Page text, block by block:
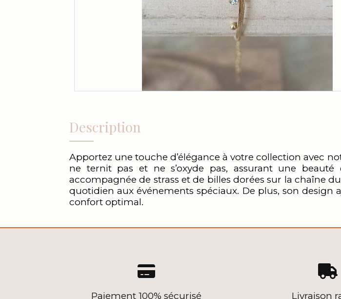
Description
Apportez une touche d’élégance à votre collection avec
ne ternit pas et ne s’oxyde pas, assurant une
accompagnée de strass et de billes dorées sur la chaîne
quotidien aux événements spéciaux. De plus, son
confort optimal.

Paiement 100% sécurisé

Livraison